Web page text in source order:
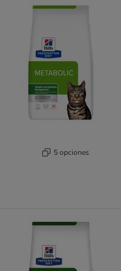
5 opciones